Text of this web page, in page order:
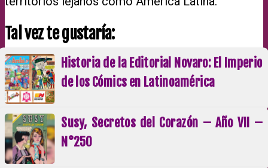
Tal vez te gustaría:
Historia de la Editorial Novaro: El Imperio
de los Cómics en Latinoamérica
Susy, Secretos del Corazón – Año VII –
N°250